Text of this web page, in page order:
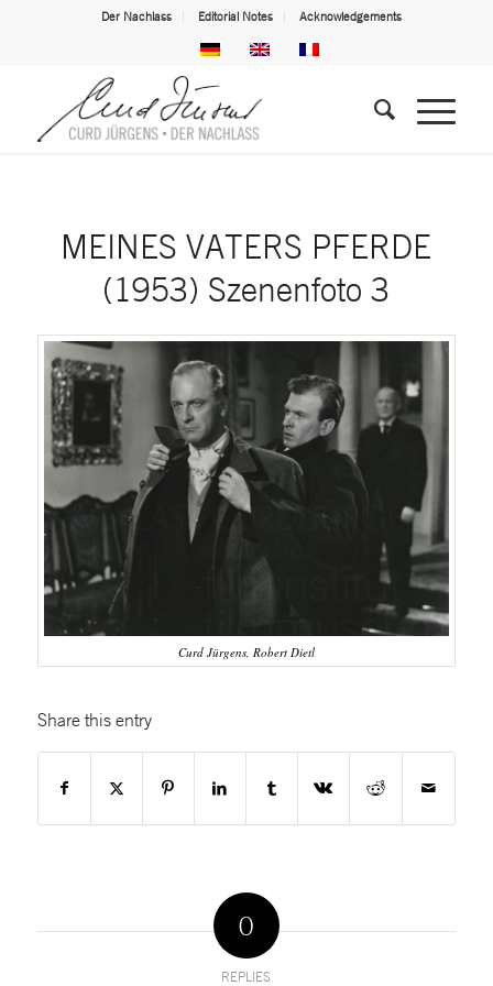
Der Nachlass Editorial Notes Acknowledgements
MEINES VATERS PFERDE
(1953) Szenenfoto 3
Curd Jürgens, Robert Dietl
Share this entry
0
REPLIES